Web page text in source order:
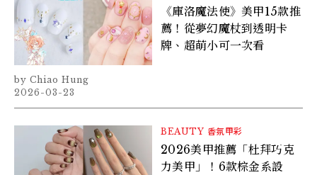
《庫洛魔法使》美甲15款推
薦！從夢幻魔杖到透明卡
牌、超萌小可一次看
Chiao Hung
2026-03-23
BEAUTY 香氛甲彩
2026美甲推薦「杜拜巧克
力美甲」！6款棕金系設